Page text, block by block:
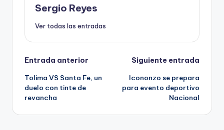
Sergio Reyes
Ver todas las entradas
Navegación
de
entradas
Entrada anterior
Tolima VS Santa Fe, un
duelo con tinte de
revancha
Siguiente entrada
Icononzo se prepara
para evento deportivo
Nacional